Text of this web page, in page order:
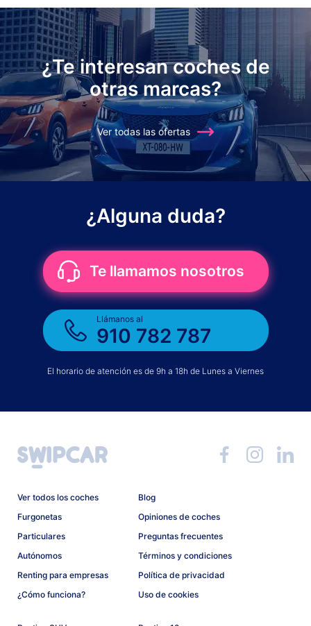
¿Te interesan coches de
otras marcas?
Ver todas las ofertas
¿Alguna duda?
Te llamamos nosotros
Llámanos al
910 782 787
El horario de atención es de 9h a 18h de Lunes a Viernes
Ver todos los coches
Furgonetas
Particulares
Autónomos
Renting para empresas
¿Cómo funciona?
Blog
Opiniones de coches
Preguntas frecuentes
Términos y condiciones
Política de privacidad
Uso de cookies